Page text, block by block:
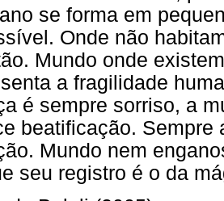
se forma em
Onde não
Mundo onde
a fragilidade
é sempre sorriso, a
beatificação. Sempre
Mundo nem
seu registro é o da